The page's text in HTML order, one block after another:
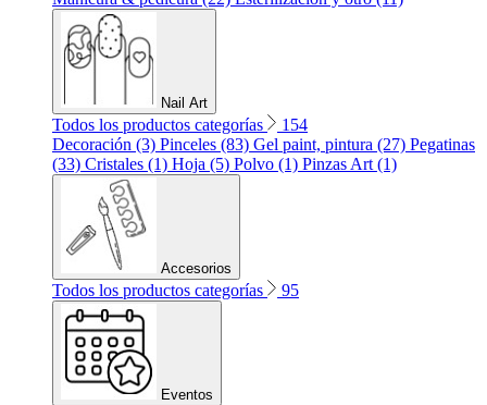
Nail Art
Todos los productos categorías
154
Decoración (3) Pinceles (83) Gel paint, pintura (27) Pegatinas
(33) Cristales (1) Hoja (5) Polvo (1) Pinzas Art (1)
Accesorios
Todos los productos categorías 95
Eventos